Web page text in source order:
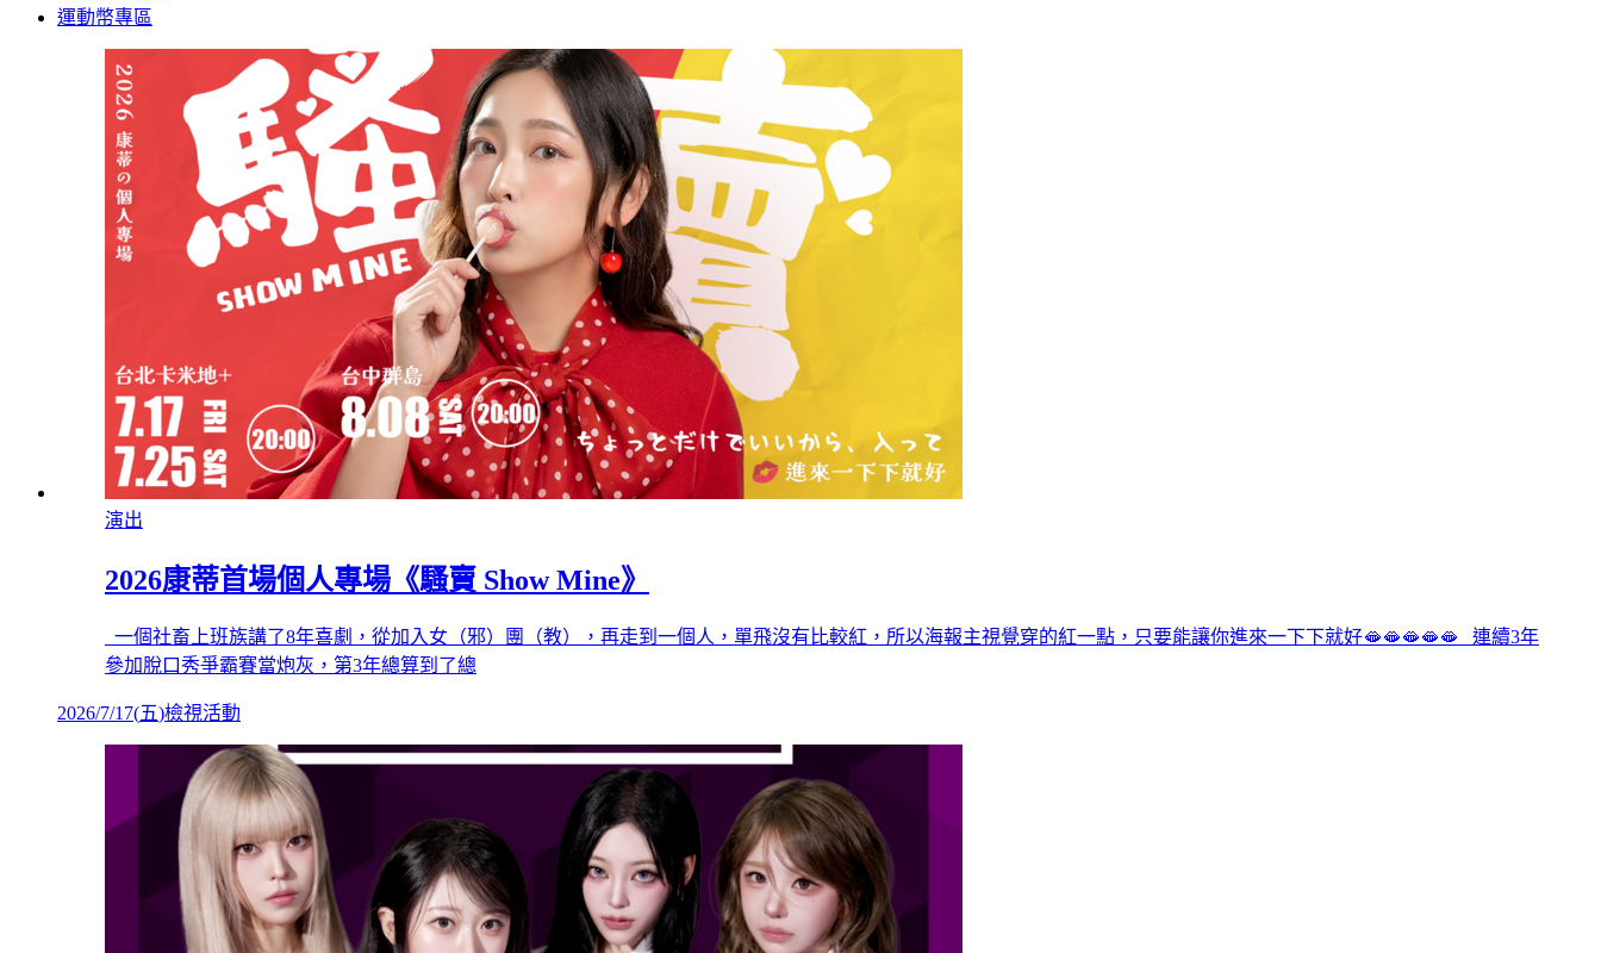
運動幣專區
演出
2026康蒂首場個人專場《騷賣 Show Mine》
一個社畜上班族講了8年喜劇，從加入女（邪）團（教），再走到一個人，單飛沒有比較紅，所以海報主視覺穿的紅一點，只要能讓你進來一下下就好🫦🫦🫦🫦🫦 連續3年
參加脫口秀爭霸賽當炮灰，第3年總算到了總
2026/7/17(五)檢視活動